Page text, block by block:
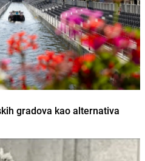
gradova kao alternativa